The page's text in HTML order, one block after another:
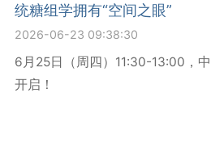
统糖组学拥有“空间之眼”
2026-06-23 09:38:30
6月25日（周四）11:30-13:00，
开启！